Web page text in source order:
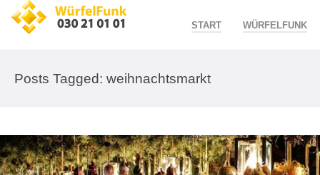
START WÜRFELFUNK
Posts Tagged: weihnachtsmarkt